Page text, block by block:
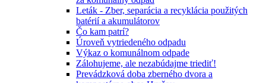
Leták - Zber, separácia a recyklácia použitých
batérií a akumulátorov
Čo kam patrí?
Úroveň vytriedeného odpadu
Výkaz o komunálnom odpade
Zálohujeme, ale nezabúdajme triediť!
Prevádzková doba zberného dvora a